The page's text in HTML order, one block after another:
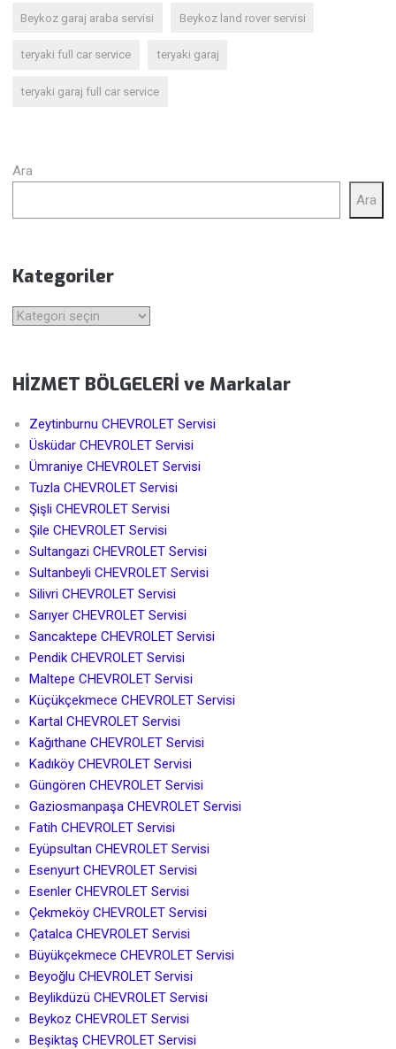
Beykoz garaj araba servisi Beykoz land rover servisi
teryaki full car service teryaki garaj
teryaki garaj full car service
Ara
Ara
Kategoriler
Kategoriler
HİZMET BÖLGELERİ ve Markalar
Zeytinburnu CHEVROLET Servisi
Üsküdar CHEVROLET Servisi
Ümraniye CHEVROLET Servisi
Tuzla CHEVROLET Servisi
Şişli CHEVROLET Servisi
Şile CHEVROLET Servisi
Sultangazi CHEVROLET Servisi
Sultanbeyli CHEVROLET Servisi
Silivri CHEVROLET Servisi
Sarıyer CHEVROLET Servisi
Sancaktepe CHEVROLET Servisi
Pendik CHEVROLET Servisi
Maltepe CHEVROLET Servisi
Küçükçekmece CHEVROLET Servisi
Kartal CHEVROLET Servisi
Kağıthane CHEVROLET Servisi
Kadıköy CHEVROLET Servisi
Güngören CHEVROLET Servisi
Gaziosmanpaşa CHEVROLET Servisi
Fatih CHEVROLET Servisi
Eyüpsultan CHEVROLET Servisi
Esenyurt CHEVROLET Servisi
Esenler CHEVROLET Servisi
Çekmeköy CHEVROLET Servisi
Çatalca CHEVROLET Servisi
Büyükçekmece CHEVROLET Servisi
Beyoğlu CHEVROLET Servisi
Beylikdüzü CHEVROLET Servisi
Beykoz CHEVROLET Servisi
Beşiktaş CHEVROLET Servisi